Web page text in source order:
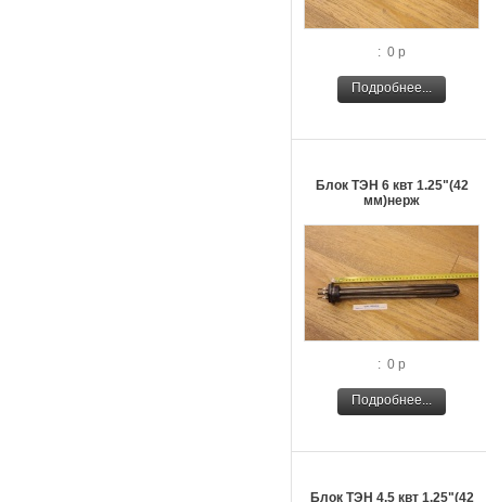
: 0 р
Подробнее...
Блок ТЭН 6 квт 1.25"(42
мм)нерж
: 0 р
Подробнее...
Блок ТЭН 4.5 квт 1.25"(42